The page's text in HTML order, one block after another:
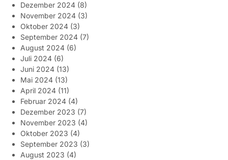
Dezember 2024 (8)
November 2024 (3)
Oktober 2024 (3)
September 2024 (7)
August 2024 (6)
Juli 2024 (6)
Juni 2024 (13)
Mai 2024 (13)
April 2024 (11)
Februar 2024 (4)
Dezember 2023 (7)
November 2023 (4)
Oktober 2023 (4)
September 2023 (3)
August 2023 (4)